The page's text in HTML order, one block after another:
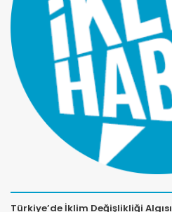
Türkiye’de İklim Değişlikliği Algısı